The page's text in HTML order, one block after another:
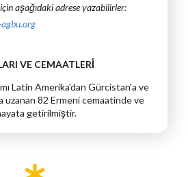
aşağıdaki adrese yazabilirler:
VE CEMAATLERİ
Latin Amerika'dan Gürcistan'a ve
uzanan 82 Ermeni cemaatinde ve
getirilmiştir.